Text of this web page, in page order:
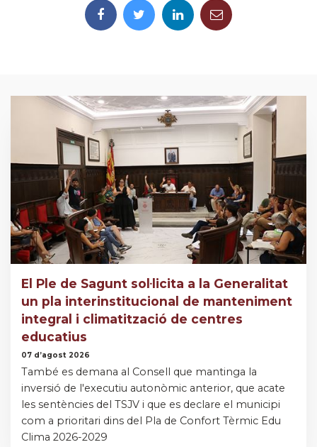
El Ple de Sagunt sol·licita a la Generalitat
un pla interinstitucional de manteniment
integral i climatització de centres
educatius
07 d’agost 2026
També es demana al Consell que mantinga la
inversió de l'executiu autonòmic anterior, que acate
les sentències del TSJV i que es declare el municipi
com a prioritari dins del Pla de Confort Tèrmic Edu
Clima 2026-2029